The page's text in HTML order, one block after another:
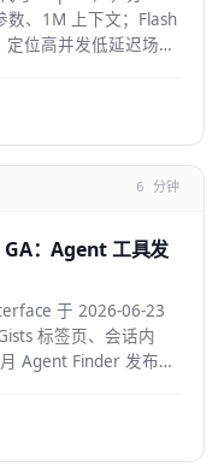
数、1M 上下文；Flash
位高并发低延迟场
6 分钟
：Agent 工具发
于 2026-06-23
标签页、会话内
Agent Finder 发布，